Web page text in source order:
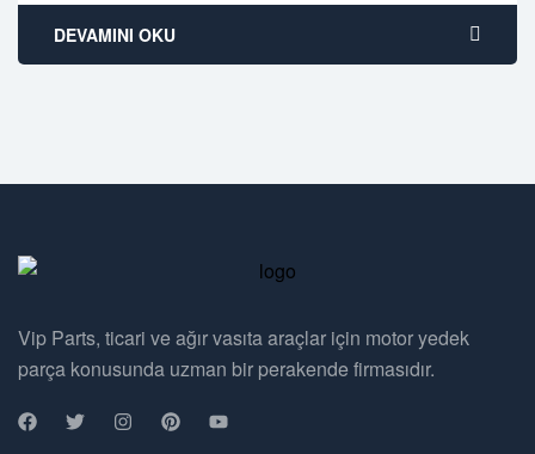
DEVAMINI OKU
Vip Parts, ticari ve ağır vasıta araçlar için motor yedek
parça konusunda uzman bir perakende firmasıdır.